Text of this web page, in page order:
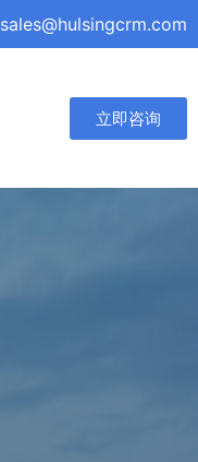
sales@hulsingcrm.com
立即咨询